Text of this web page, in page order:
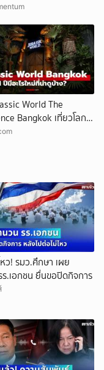
World The
Bangkok เที่ยวโลก
างกรุงเทพฯ มีอะไรให้ดู
หว! รมว.ศึกษา เผย
ร.เอกชน ยื่นขอปิดกิจการ